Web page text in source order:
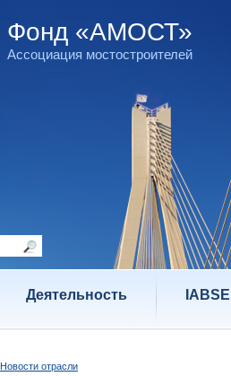
Фонд «АМОСТ»
Ассоциация мостостроителей
Деятельность IABSE
Новости отрасли